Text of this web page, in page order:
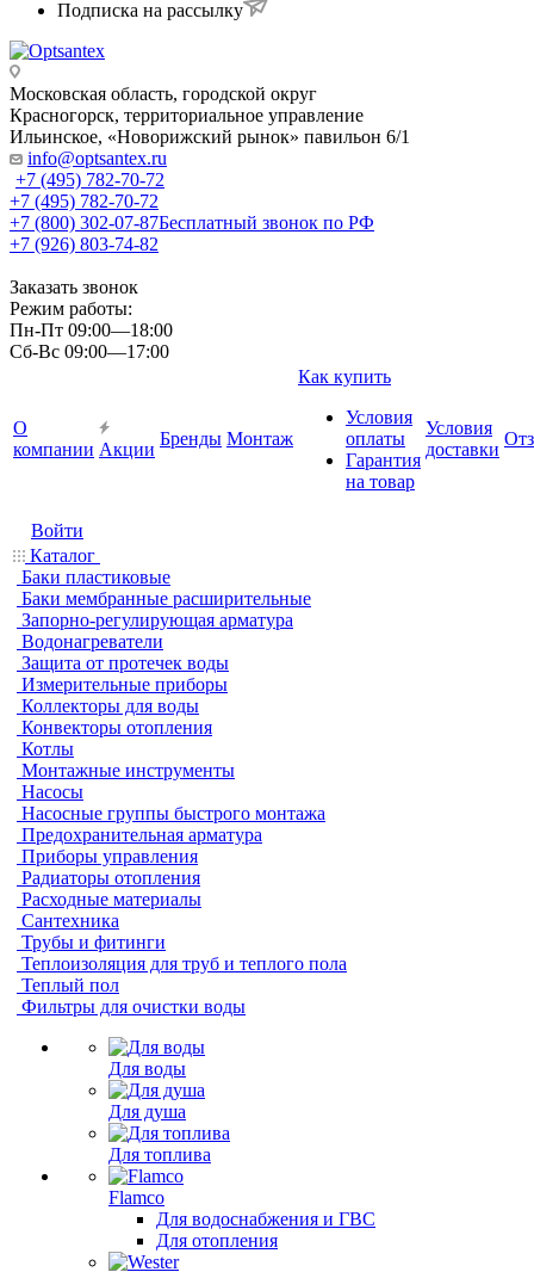
Подписка на рассылку
Московская область, городской округ
Красногорск, территориальное управление
Ильинское, «Новорижский рынок» павильон 6/1
info@optsantex.ru
+7 (495) 782-70-72
+7 (495) 782-70-72
+7 (800) 302-07-87Бесплатный звонок по РФ
+7 (926) 803-74-82
Заказать звонок
Режим работы:
Пн-Пт 09:00—18:00
Сб-Вс 09:00—17:00
О
компании Акции
Бренды Монтаж
Как купить
Условия
оплаты
Гарантия
на товар
Условия
доставки
Войти
Каталог
Баки пластиковые
Баки мембранные расширительные
Запорно-регулирующая арматура
Водонагреватели
Защита от протечек воды
Измерительные приборы
Коллекторы для воды
Конвекторы отопления
Котлы
Монтажные инструменты
Насосы
Насосные группы быстрого монтажа
Предохранительная арматура
Приборы управления
Радиаторы отопления
Расходные материалы
Сантехника
Трубы и фитинги
Теплоизоляция для труб и теплого пола
Теплый пол
Фильтры для очистки воды
Для воды
Для душа
Для топлива
Flamco
Для водоснабжения и ГВС
Для отопления